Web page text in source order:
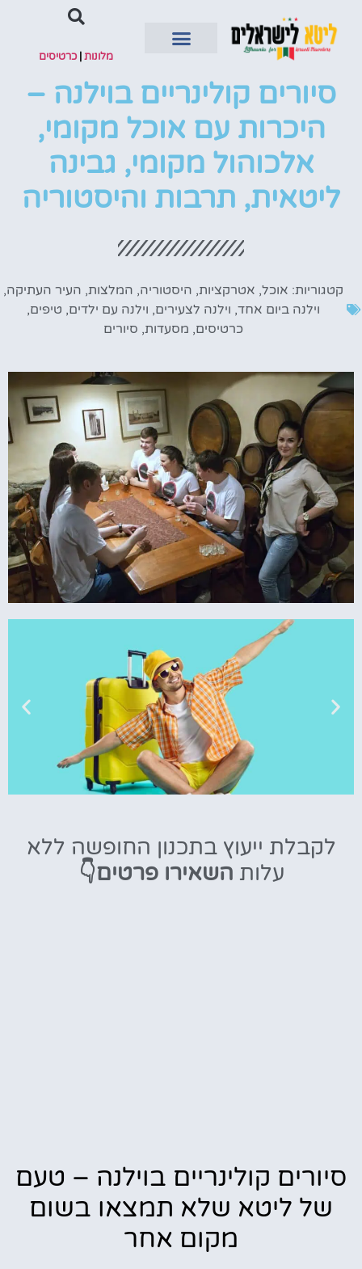
מלונות|כרטיסים
סיורים קולינריים בוילנה –
היכרות עם אוכל מקומי,
אלכוהול מקומי, גבינה
ליטאית, תרבות והיסטוריה
קטגוריות: אוכל, אטרקציות, היסטוריה, המלצות, העיר העתיקה,
וילנה ביום אחד, וילנה לצעירים, וילנה עם ילדים, טיפים,
כרטיסים, מסעדות, סיורים
מציאת
טיסה זולה?
לקבלת ייעוץ בתכנון החופשה ללא
עלות השאירו פרטים👇
סיורים קולינריים בוילנה – טעם
של ליטא שלא תמצאו בשום
מקום אחר